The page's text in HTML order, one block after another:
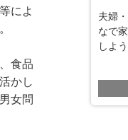
によ
食品
かし
女問
夫婦
なで
しよう